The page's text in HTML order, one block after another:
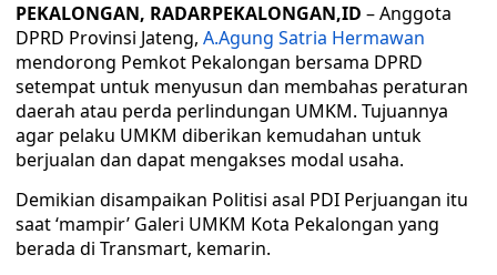
PEKALONGAN, RADARPEKALONGAN,ID – Anggota
DPRD Provinsi Jateng, A.Agung Satria Hermawan
mendorong Pemkot Pekalongan bersama DPRD
setempat untuk menyusun dan membahas peraturan
daerah atau perda perlindungan UMKM. Tujuannya
agar pelaku UMKM diberikan kemudahan untuk
berjualan dan dapat mengakses modal usaha.
Demikian disampaikan Politisi asal PDI Perjuangan itu
saat ‘mampir’ Galeri UMKM Kota Pekalongan yang
berada di Transmart, kemarin.